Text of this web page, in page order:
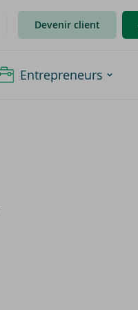
Devenir client
Entrepreneurs